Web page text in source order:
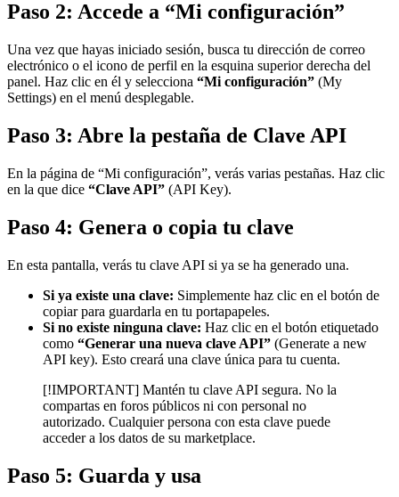
Paso 2: Accede a “Mi configuración”
Una vez que hayas iniciado sesión, busca tu dirección de correo
electrónico o el icono de perfil en la esquina superior derecha del
panel. Haz clic en él y selecciona “Mi configuración” (My
Settings) en el menú desplegable.
Paso 3: Abre la pestaña de Clave API
En la página de “Mi configuración”, verás varias pestañas. Haz clic
en la que dice “Clave API” (API Key).
Paso 4: Genera o copia tu clave
En esta pantalla, verás tu clave API si ya se ha generado una.
Si ya existe una clave: Simplemente haz clic en el botón de
copiar para guardarla en tu portapapeles.
Si no existe ninguna clave: Haz clic en el botón etiquetado
como “Generar una nueva clave API” (Generate a new
API key). Esto creará una clave única para tu cuenta.
[!IMPORTANT] Mantén tu clave API segura. No la
compartas en foros públicos ni con personal no
autorizado. Cualquier persona con esta clave puede
acceder a los datos de su marketplace.
Paso 5: Guarda y usa